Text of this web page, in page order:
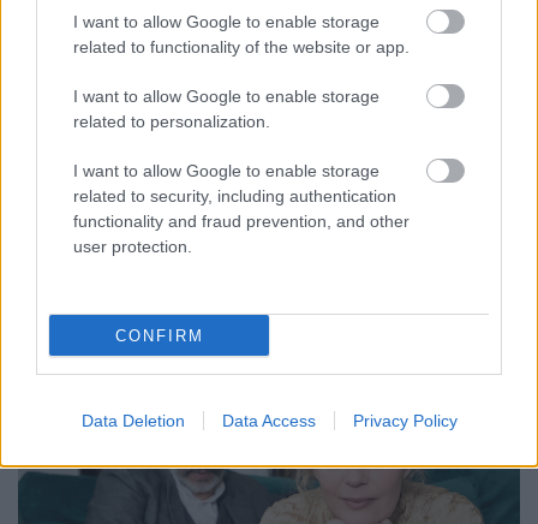
I want to allow Google to enable storage
related to functionality of the website or app.
I want to allow Google to enable storage
related to personalization.
I want to allow Google to enable storage
related to security, including authentication
functionality and fraud prevention, and other
user protection.
CONFIRM
Data Deletion Data Access Privacy Policy
"Csak engedjenek át a határon,
jövünk!"
mtothorsi 2020. július 13.
Augusztus 21. és 29. között, a tervezett és már
meghirdetett versenyprogrammal, magas művészi